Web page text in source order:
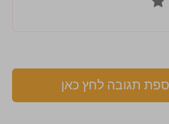
תגובה לחץ כאן